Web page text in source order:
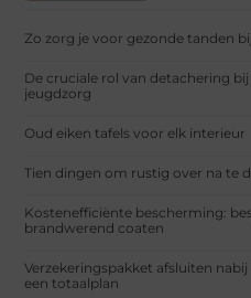
Zo zorg je voor gezonde tanden
De cruciale rol van detachering
jeugdzorg
Oud eiken tafels voor elk interieur
Tien dingen om rustig over na te
Kostenefficiënte bescherming:
brandwerend coaten
Verzekeringspakket afsluiten
een totaalplan